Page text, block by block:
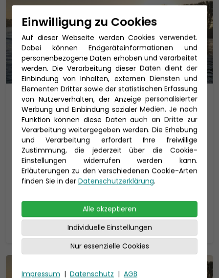
Quer durch Holland, Belgien &
Frankreich
Ab Düsseldorf mit MS Lady Diletta
MS Lady Diletta
Reisedauer: 13 Tage
12.09. - 18.10.2026
Zur Reise
Einwilligung zu Cookies
Auf dieser Webseite werden Cookies verwendet.
Dabei können Endgeräteinformationen und
personenbezogene Daten erhoben und verarbeitet
werden. Die Verarbeitung dieser Daten dient der
Einbindung von Inhalten, externen Diensten und
Elementen Dritter sowie der statistischen Erfassung
von Nutzerverhalten, der Anzeige personalisierter
Werbung und Einbindung sozialer Medien. Je nach
Funktion können diese Daten auch an Dritte zur
Verarbeitung weitergegeben werden. Die Erhebung
und Verarbeitung erfordert Ihre freiwillige
Zustimmung, die jederzeit über die Cookie-
Einstellungen widerrufen werden kann.
Erläuterungen zu den verschiedenen Cookie-Arten
finden Sie in der Datenschutzerklärung.
Alle akzeptieren
Individuelle Einstellungen
Nur essenzielle Cookies
Impressum | Datenschutz | AGB